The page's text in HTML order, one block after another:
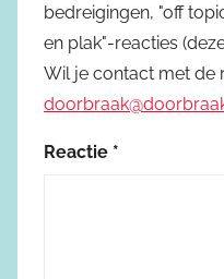
bedreigingen, "off
en plak"-reacties
Wil je contact met de
Reactie *